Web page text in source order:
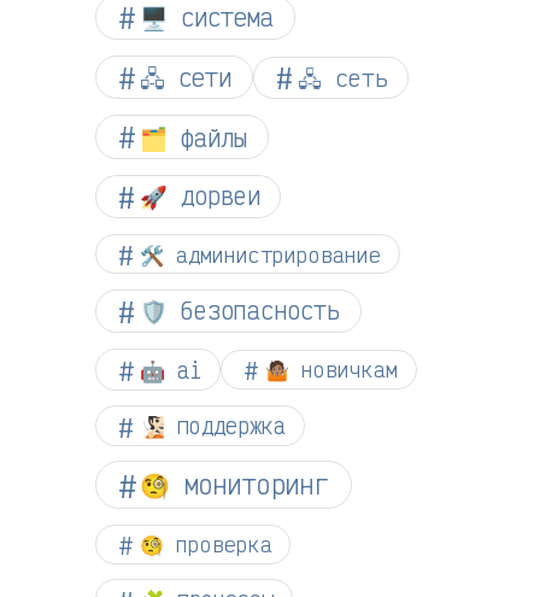
🖥️ система
🖧 сети
🖧 сеть
🗂️ файлы
🚀 дорвеи
🛠️ администрирование
🛡️ безопасность
🤖 ai 🤷🏽 новичкам
🧏🏻 поддержка
🧐 мониторинг
🧐 проверка